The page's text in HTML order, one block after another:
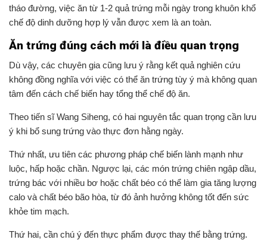
tháo đường, việc ăn từ 1-2 quả trứng mỗi ngày trong khuôn khổ
chế độ dinh dưỡng hợp lý vẫn được xem là an toàn.
Ăn trứng đúng cách mới là điều quan trọng
Dù vậy, các chuyên gia cũng lưu ý rằng kết quả nghiên cứu
không đồng nghĩa với việc có thể ăn trứng tùy ý mà không quan
tâm đến cách chế biến hay tổng thể chế độ ăn.
Theo tiến sĩ Wang Siheng, có hai nguyên tắc quan trọng cần lưu
ý khi bổ sung trứng vào thực đơn hằng ngày.
Thứ nhất, ưu tiên các phương pháp chế biến lành mạnh như
luộc, hấp hoặc chần. Ngược lại, các món trứng chiên ngập dầu,
trứng bác với nhiều bơ hoặc chất béo có thể làm gia tăng lượng
calo và chất béo bão hòa, từ đó ảnh hưởng không tốt đến sức
khỏe tim mạch.
Thứ hai, cần chú ý đến thực phẩm được thay thế bằng trứng.